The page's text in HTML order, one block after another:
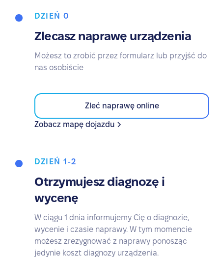
DZIEŃ 0
Zlecasz naprawę urządzenia
Możesz to zrobić przez formularz lub przyjść do
nas osobiście
Zleć naprawę online
Zobacz mapę dojazdu
DZIEŃ 1-2
Otrzymujesz diagnozę i
wycenę
W ciągu 1 dnia informujemy Cię o diagnozie,
wycenie i czasie naprawy. W tym momencie
możesz zrezygnować z naprawy ponosząc
jedynie koszt diagnozy urządzenia.